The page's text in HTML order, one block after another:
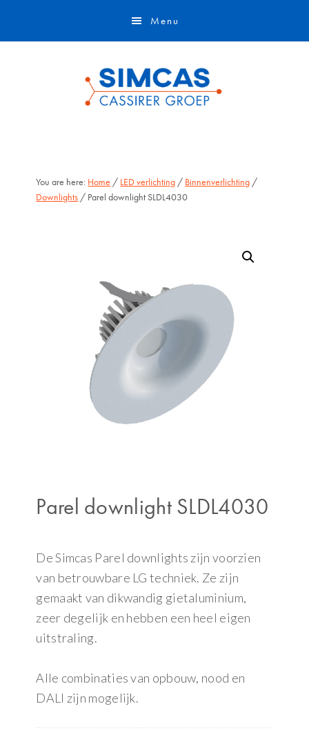
Menu
You are here: Home / LED verlichting / Binnenverlichting /
Downlights / Parel downlight SLDL4030
Parel downlight SLDL4030
De Simcas Parel downlights zijn voorzien
van betrouwbare LG techniek. Ze zijn
gemaakt van dikwandig gietaluminium,
zeer degelijk en hebben een heel eigen
uitstraling.
Alle combinaties van opbouw, nood en
DALI zijn mogelijk.